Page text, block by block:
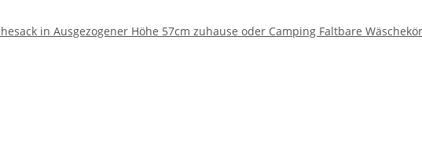
in Ausgezogener Höhe 57cm zuhause oder Camping Faltbare